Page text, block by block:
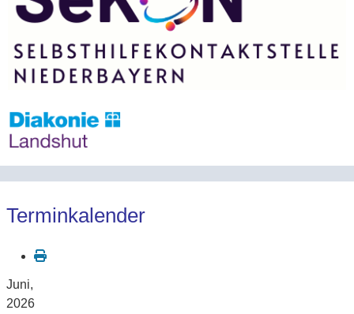
Terminkalender
Juni,
2026